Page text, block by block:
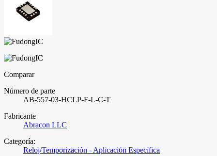
Comparar
Número de parte
AB-557-03-HCLP-F-L-C-T
Fabricante
Abracon LLC
Categoría:
Reloj/Temporización - Aplicación Específica